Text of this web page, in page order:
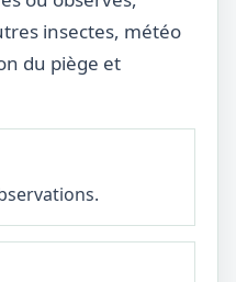
insectes, météo
du piège et